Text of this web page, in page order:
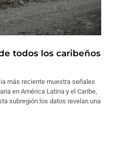
todos los caribeños
más reciente muestra señales
en América Latina y el Caribe,
subregión los datos revelan una